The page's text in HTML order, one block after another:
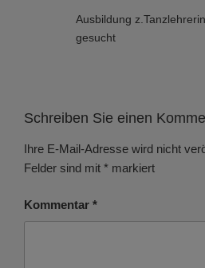
Ausbildung
gesucht
Schreiben Sie einen
Ihre E-Mail-Adresse wird nicht
Felder sind mit * markiert
Kommentar *